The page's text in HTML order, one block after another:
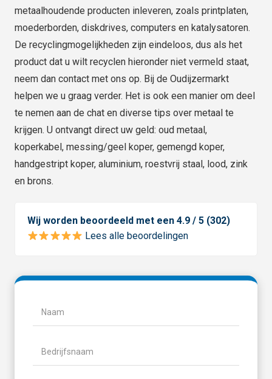
metaalhoudende producten inleveren, zoals printplaten,
moederborden, diskdrives, computers en katalysatoren.
De recyclingmogelijkheden zijn eindeloos, dus als het
product dat u wilt recyclen hieronder niet vermeld staat,
neem dan contact met ons op. Bij de Oudijzermarkt
helpen we u graag verder. Het is ook een manier om deel
te nemen aan de chat en diverse tips over metaal te
krijgen. U ontvangt direct uw geld: oud metaal,
koperkabel, messing/geel koper, gemengd koper,
handgestript koper, aluminium, roestvrij staal, lood, zink
en brons.
Wij worden beoordeeld met een 4.9 / 5 (302)
Lees alle beoordelingen
Naam
Bedrijfsnaam